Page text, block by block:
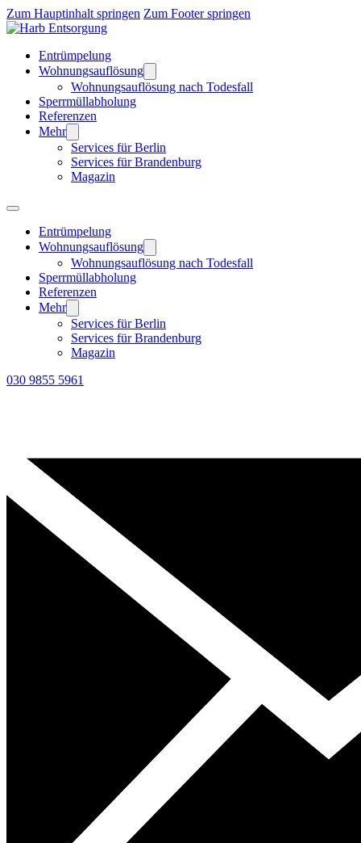
Zum Hauptinhalt springen Zum Footer springen
Entrümpelung
Wohnungsauflösung
Wohnungsauflösung nach Todesfall
Sperrmüllabholung
Referenzen
Mehr
Services für Berlin
Services für Brandenburg
Magazin
Entrümpelung
Wohnungsauflösung
Wohnungsauflösung nach Todesfall
Sperrmüllabholung
Referenzen
Mehr
Services für Berlin
Services für Brandenburg
Magazin
030 9855 5961